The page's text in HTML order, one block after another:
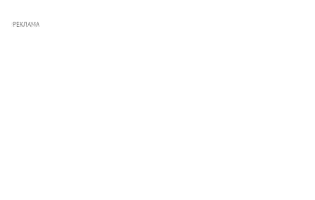
РЕКЛАМА